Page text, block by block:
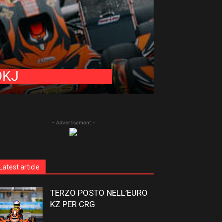
- Advertisement -
article
TERZO POSTO NELL’EURO
KZ PER CRG